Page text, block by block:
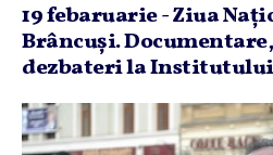
19 febaruarie - Ziua
Brâncuşi.
dezbateri la